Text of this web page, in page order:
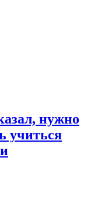
нужно
учиться